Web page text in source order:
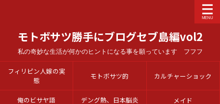
モトボサツ勝手にブログセブ島編vol2
私の奇妙な生活が何かのヒントになる事を願っています フフフ
フィリピン人嫁の実
態
モトボサツ的 カルチャーショック
俺のビサヤ語 デング熱、日本脳炎 メイド